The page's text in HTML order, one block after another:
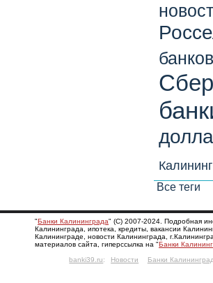
банков
Все теги
"Банки Калининграда" (С) 2007-2024. Подробная
Калининграда, ипотека, кредиты, вакансии
Калининграде, новости Калининграда,
материалов сайта, гиперссылка на "Банки
banki39.ru: Новости Банки